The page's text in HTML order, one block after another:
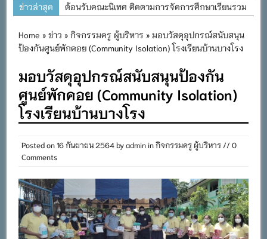
ข่าวล่าสุด
ต้อนรับคณะนิเทศ ติดตามการจัดการศึกษาเรียนรวม
การอบรมการจัดทำแผนพัฒนาการจัดการศึกษาและ
สำนักงานเขตพื้นที่การศึกษาประถมศึกษาภูเก็ต
พิธีถวายเครื่องราชสักการะ วางพานพุ่ม และจุด
เทียนถวายพระพรชัยมงคล เนื่องในโอกาสวันเฉลิม
พระชนมพรรษา พระบาทสมเด็จพระเจ้าอยู่หัว ๒๘
กรกฎาคม ๒๕๖๙
เนื่องในวันอาสาฬหบูชาและวันเข้าพรรษา
กิจกรรม SAFETY FOR KIDS เสริมสร้างวินัยและ
ความปลอดภัยในการใช้รถใช้ถนน
Home »ข่าว »กิจกรรมครู ผู้บริหาร » มอบวัสดุอุปกรณ์สนับสนุน
ป้องกันศูนย์พักคอย (Community Isolation) โรงเรียนบ้านบางโรง
มอบวัสดุอุปกรณ์สนับสนุนป้องกัน
ศูนย์พักคอย (Community Isolation)
โรงเรียนบ้านบางโรง
Posted on16 กันยายน 2564byadmininกิจกรรมครู ผู้บริหาร // 0
Comments